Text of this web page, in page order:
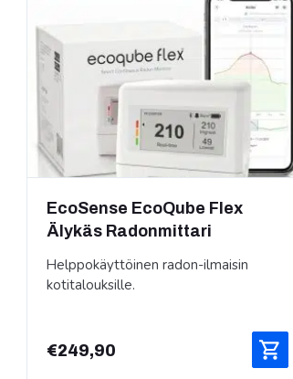
EcoSense EcoQube Flex
Älykäs Radonmittari
Helppokäyttöinen radon-ilmaisin
kotitalouksille.
€249,90